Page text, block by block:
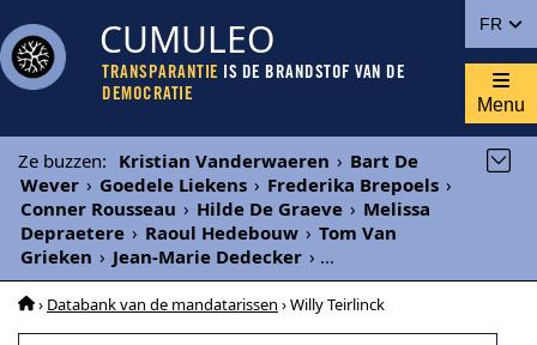
FR
CUMULEO
TRANSPARANTIE IS DE BRANDSTOF VAN DE
DEMOCRATIE
Menu
Ze buzzen: Kristian Vanderwaeren › Bart De
Wever › Goedele Liekens › Frederika Brepoels ›
Conner Rousseau › Hilde De Graeve › Melissa
Depraetere › Raoul Hedebouw › Tom Van
Grieken › Jean-Marie Dedecker › ...
› Databank van de mandatarissen › Willy Teirlinck